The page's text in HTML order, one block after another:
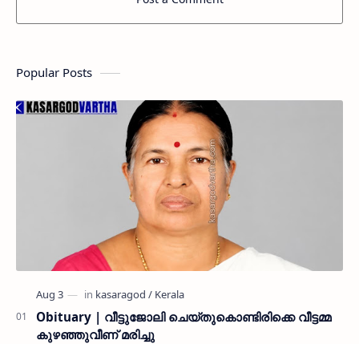
Popular Posts
Obituary | വീട്ടുജോലി ചെയ്തുകൊണ്ടിരിക്കെ വീട്ടമ്മ
കുഴഞ്ഞുവീണ് മരിച്ചു